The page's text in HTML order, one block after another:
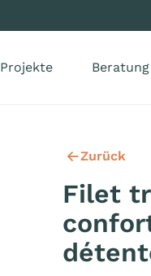
Projekte Beratung
Zurück
Filet